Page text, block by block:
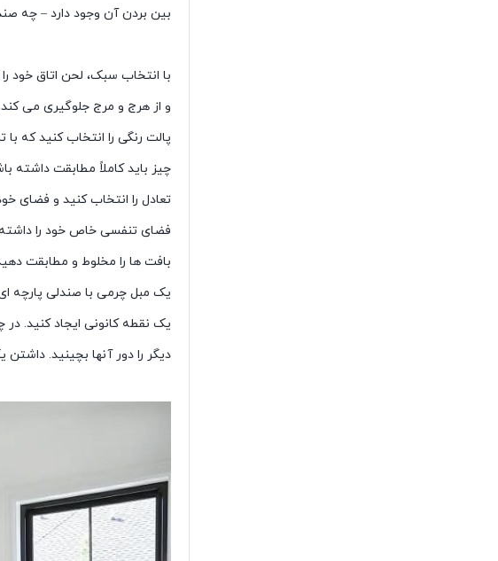
بین بردن آن وجود دارد – چه
با انتخاب سبک، لحن اتاق خود
و از هرج و مرج جلوگیری می
پالت رنگی را انتخاب کنید که
چیز باید کاملاً مطابقت داشته
تعادل را انتخاب کنید و فضای
فضای تنفسی خاص خود را
بافت ها را مخلوط و مطابقت
یک مبل چرمی با صندلی پارچه
یک نقطه کانونی ایجاد کنید.
دیگر را دور آنها بچینید.